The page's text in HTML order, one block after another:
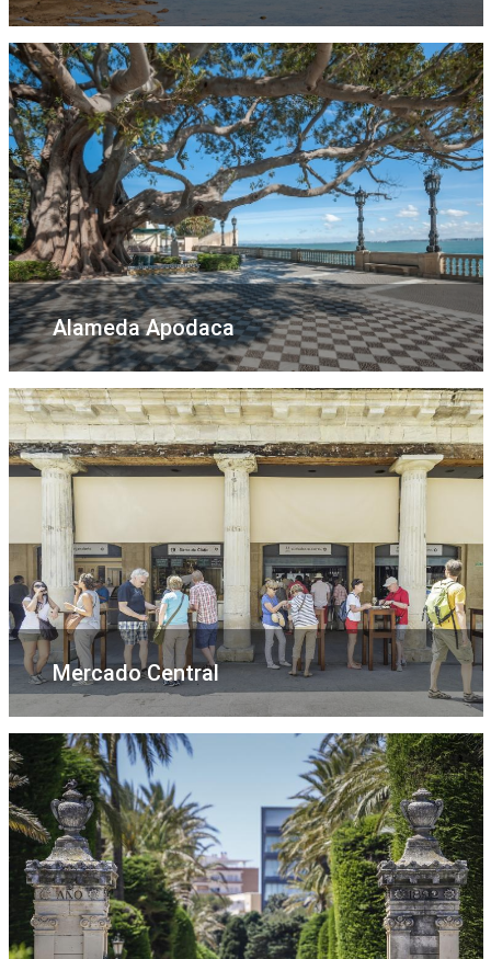
Alameda Apodaca
Mercado Central